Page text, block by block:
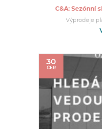
C&A: Sezónní
Výprodeje
30
ČER